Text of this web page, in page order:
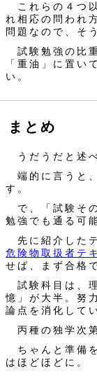
これらの４つ
れ相応の問われ
問題なので、そ
試験勉強の比
「重油」に置い
い。
まとめ
うだうだと述
端的に言うと
す。
で、「試験そ
勉強でも通る可
先に紹介した
危険物取扱者テ
せば、まず合格
試験科目は、
憶」が大半。努
論点を消化して
丙種の独学次
ちゃんと準備
はほどほどに。